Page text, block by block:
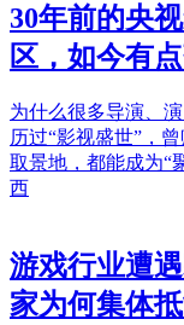
30年前的央
区，如今有
为什么很多导演、
历过“影视盛世”，
取景地，都能成为“
西
游戏行业遭
家为何集体